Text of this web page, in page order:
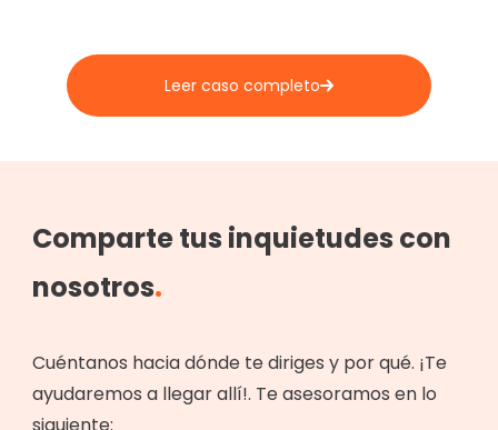
Leer caso completo
Comparte tus inquietudes con
nosotros.
Cuéntanos hacia dónde te diriges y por qué. ¡Te
ayudaremos a llegar allí!. Te asesoramos en lo